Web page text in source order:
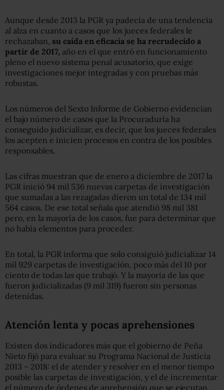
Aunque desde 2013 la PGR ya padecía de una tendencia
al alza en cuanto a casos que los jueces federales le
rechazaban, su caída en eficacia se ha recrudecido a
partir de 2017, año en el que entró en funcionamiento
pleno el nuevo sistema penal acusatorio, que exige
investigaciones mejor integradas y con pruebas más
robustas.
Los números del Sexto Informe de Gobierno evidencian
el bajo número de casos que la Procuraduría ha
conseguido judicializar, es decir, que los jueces federales
los acepten e inicien procesos en contra de los posibles
responsables.
Las cifras muestran que de enero a diciembre de 2017 la
PGR inició 94 mil 536 nuevas carpetas de investigación
que sumadas a las rezagadas dieron un total de 134 mil
564 casos. De ese total señala que atendió 98 mil 381
pero, en la mayoría de los casos, fue para determinar que
no había elementos para proceder.
En total, la PGR informa que solo consiguió judicializar 14
mil 929 carpetas de investigación, poco más del 10 por
ciento de todas las que trabajó. Y la mayoría de las que
fueron judicializadas (9 mil 319) fueron sin personas
detenidas.
Atención lenta y pocas aprehensiones
Existen dos indicadores más que el gobierno de Peña
Nieto fijó para evaluar su Programa Nacional de Justicia
2013 – 2018: el de atender y resolver en el menor tiempo
posible las carpetas de investigación, y el de incrementar
el número de órdenes de aprehensión que se ejecutan.